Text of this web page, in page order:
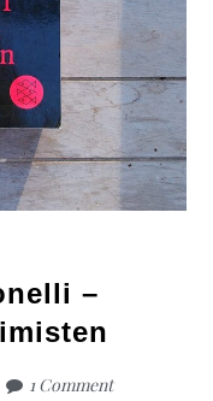
–
1 Comment